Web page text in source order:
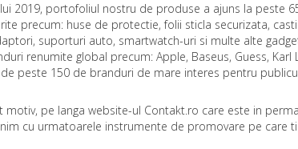
2019, portofoliul nostru de produse a ajuns la peste
precum: huse de protectie, folii sticla securizata,
suporturi auto, smartwatch-uri si multe alte
renumite global precum: Apple, Baseus, Guess,
peste 150 de branduri de mare interes pentru
motiv, pe langa website-ul Contakt.ro care este in
cu urmatoarele instrumente de promovare pe care